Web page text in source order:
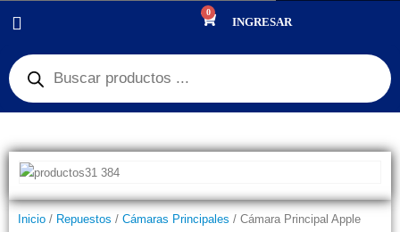
0
INGRESAR
CÁMARAS PRINCIPALES
Inicio / Repuestos / Cámaras Principales / Cámara Principal Apple